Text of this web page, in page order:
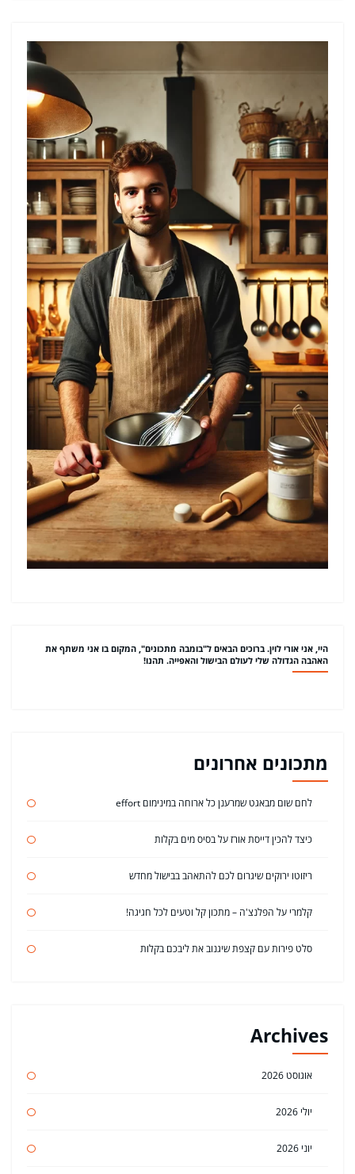
היי, אני אורי לוין. ברוכים הבאים ל"בומבה מתכונים", המקום בו אני משתף את
האהבה הגדולה שלי לעולם הבישול והאפייה. תהנו!
מתכונים אחרונים
לחם שום מבאגט שמרענן כל ארוחה במינימום effort
כיצד להכין דייסת אורז על בסיס מים בקלות
ריזוטו ירוקים שיגרום לכם להתאהב בבישול מחדש
קלמרי על הפלנצ'ה – מתכון קל וטעים לכל חגיגה!
סלט פירות עם קצפת שיגנוב את ליבכם בקלות
Archives
אוגוסט 2026
יולי 2026
יוני 2026